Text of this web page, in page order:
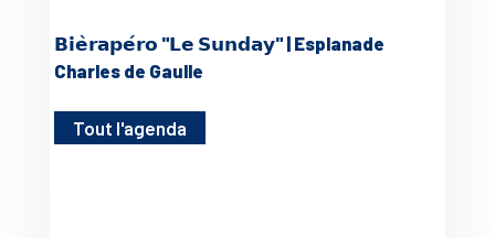
𝗕𝗶𝗲̀𝗿𝗮𝗽𝗲́𝗿𝗼 "𝗟𝗲 𝗦𝘂𝗻𝗱𝗮𝘆" | Esplanade
Charles de Gaulle
Tout l'agenda